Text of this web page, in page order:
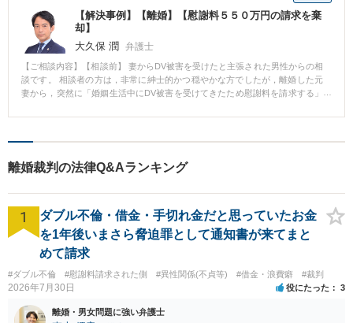
【解決事例】【離婚】【慰謝料５５０万円の請求を棄
却】
大久保 潤 弁護士
【ご相談内容】【相談前】 妻からDV被害を受けたと主張された男性からの相
談です。 相談者の方は，非常に紳士的かつ穏やかな方でしたが，離婚した元
妻から，突然に「婚姻生活中にDV被害を受けてきたため慰謝料を請求する」
円もの高額な慰謝料を請求されたため，どうしてよいか分からず，当事務所
かがっていくと，男性がDVをしたどころか，かえって妻との関係を修復する
ために様々な努力を重ねてきたことが浮かび上がってきました。 婚姻生活の
で証拠を収集していき，妻が主張するDVがあったとすれば不自然といえるよ
うな証拠を集めることができました。 そして，これらの証拠をもとに，詳細
な事実の主張を重ねた結果，最終的には訴訟でも妻の請求は棄却されました
（元妻の慰謝料等５５０万円の請求は全額否定されたことになります）。 男
ました。 【担当弁護士からのコメント】 本件のように，女性側からDV被害
を受けたという主張がされることは少なくありません。 しかしながら，中に
は本当にDVがあったといえるのか，疑問が残るケースもあります。 本件で
は，幸いにして適切な証拠を収集することができ，最終的には男性のDV被害
離婚裁判の法律Q&Aランキング
1
ダブル不倫・借金・手切れ金だと思っていたお金
を1年後いまさら脅迫罪として通知書が来てまと
めて請求
#ダブル不倫 #慰謝料請求された側 #異性関係(不貞等) #借金・浪費癖 #裁判
2026年7月30日 役にたった 3
離婚・男女問題に強い弁護士